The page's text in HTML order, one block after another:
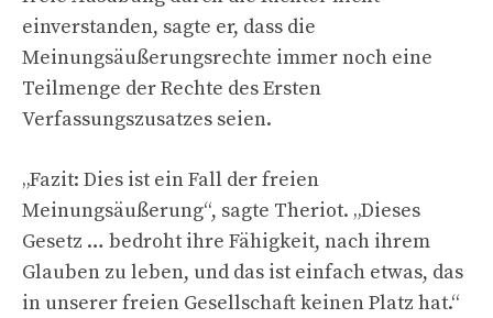
einverstanden, sagte er, dass die
Meinungsäußerungsrechte immer noch eine
Teilmenge der Rechte des Ersten
Verfassungszusatzes seien.
„Fazit: Dies ist ein Fall der freien
Meinungsäußerung“, sagte Theriot. „Dieses
Gesetz … bedroht ihre Fähigkeit, nach ihrem
Glauben zu leben, und das ist einfach etwas, das
in unserer freien Gesellschaft keinen Platz hat.“